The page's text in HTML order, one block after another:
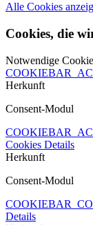
Alle Cookies
Cookies, die
Notwendige
Herkunft
Consent-Modul
Cookies Details
Herkunft
Consent-Modul
Details